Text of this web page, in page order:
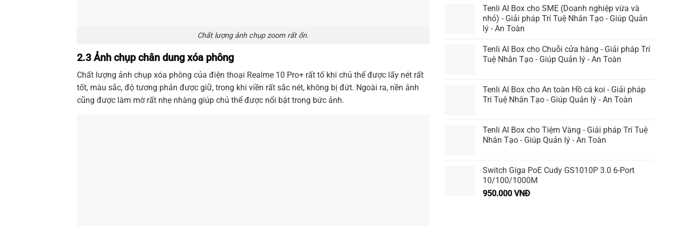
Chất lượng ảnh chụp zoom rất ổn.
2.3 Ảnh chụp chân dung xóa phông
Chất lượng ảnh chụp xóa phông của điện thoại Realme 10 Pro+ rất tố khi chủ thể được lấy nét rất
tốt, màu sắc, độ tương phản được giữ, trong khi viền rất sắc nét, không bị đứt. Ngoài ra, nền ảnh
cũng được làm mờ rất nhẹ nhàng giúp chủ thể được nổi bật trong bức ảnh.
Tenli AI Box cho SME (Doanh nghiệp vừa và
nhỏ) - Giải pháp Trí Tuệ Nhân Tạo - Giúp Quản
lý - An Toàn
Tenli AI Box cho Chuỗi cửa hàng - Giải pháp Trí
Tuệ Nhân Tạo - Giúp Quản lý - An Toàn
Tenli AI Box cho An toàn Hồ cá koi - Giải pháp
Trí Tuệ Nhân Tạo - Giúp Quản lý - An Toàn
Tenli AI Box cho Tiệm Vàng - Giải pháp Trí Tuệ
Nhân Tạo - Giúp Quản lý - An Toàn
Switch Giga PoE Cudy GS1010P 3.0 6-Port
10/100/1000M
950.000 VNĐ